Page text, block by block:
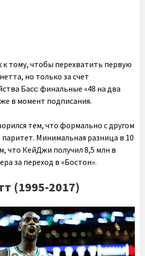
к тому, чтобы перехватить первую
но только за счет
Басс: финальные «48 на два
в момент подписания.
тем, что формально с другом
паритет. Минимальная разница в 10
что КейДжи получил 8,5 млн в
за переход в «Бостон».
(1995-2017)